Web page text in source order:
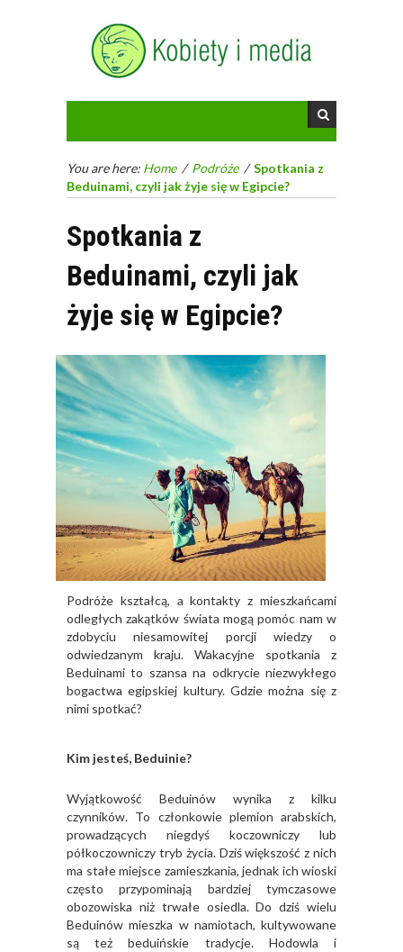
You are here: Home / Podróże /Spotkania z
Beduinami, czyli jak żyje się w Egipcie?
Spotkania z
Beduinami, czyli jak
żyje się w Egipcie?
Podróże kształcą, a kontakty z mieszkańcami
odległych zakątków świata mogą pomóc nam w
zdobyciu niesamowitej porcji wiedzy o
odwiedzanym kraju. Wakacyjne spotkania z
Beduinami to szansa na odkrycie niezwykłego
bogactwa egipskiej kultury. Gdzie można się z
nimi spotkać?
Kim jesteś, Beduinie?
Wyjątkowość Beduinów wynika z kilku
czynników. To członkowie plemion arabskich,
prowadzących niegdyś koczowniczy lub
półkoczowniczy tryb życia. Dziś większość z nich
ma stałe miejsce zamieszkania, jednak ich wioski
często przypominają bardziej tymczasowe
obozowiska niż trwałe osiedla. Do dziś wielu
Beduinów mieszka w namiotach, kultywowane
są też beduińskie tradycje. Hodowla i